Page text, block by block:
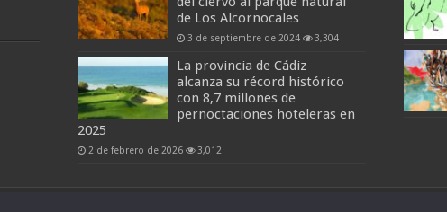
de Los Alcornocales
3 de septiembre de 2024 3,304
La provincia de Cádiz
alcanza su récord histórico
con 8,7 millones de
pernoctaciones hoteleras en
2025
2 de febrero de 2026 3,012